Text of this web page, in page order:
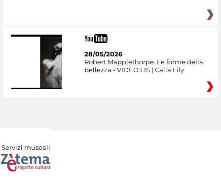
28/05/2026
Robert Mapplethorpe. Le forme della
bellezza - VIDEO LIS | Calla Lily
Servizi museali